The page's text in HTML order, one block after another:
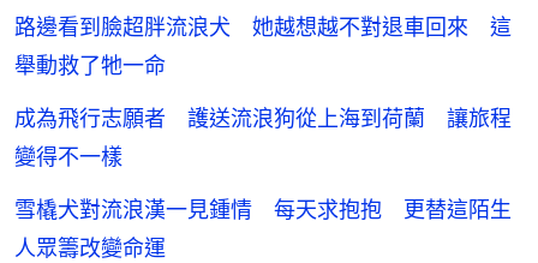
路邊看到臉超胖流浪犬 她越想越不對退車回來 這
舉動救了牠一命
成為飛行志願者 護送流浪狗從上海到荷蘭 讓旅程
變得不一樣
雪橇犬對流浪漢一見鍾情 每天求抱抱 更替這陌生
人眾籌改變命運